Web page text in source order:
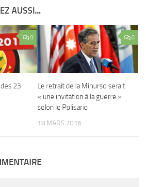
AUSSI...
0
23
0
Le retrait de la Minurso serait
« une invitation à la guerre »
selon le Polisario
18 MARS 2016